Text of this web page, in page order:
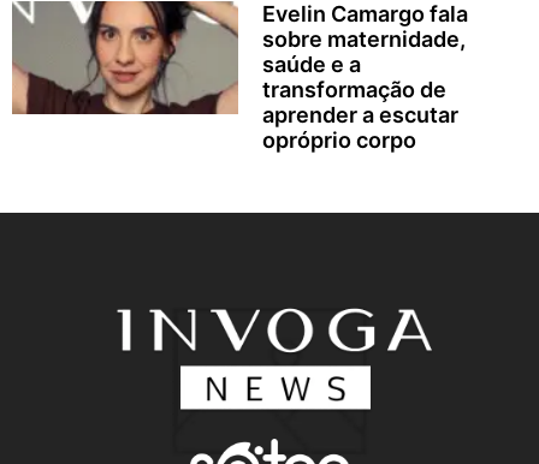
Evelin Camargo fala
sobre maternidade,
saúde e a
transformação de
aprender a escutar
opróprio corpo